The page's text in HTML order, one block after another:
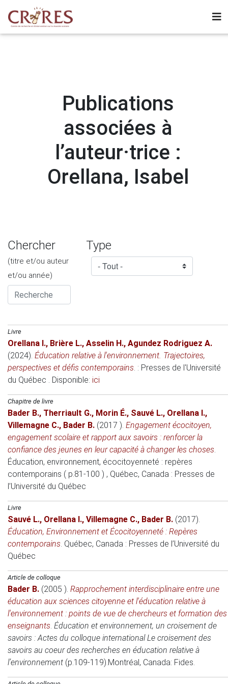
Publications
associées à
l’auteur·trice :
Orellana, Isabel
Chercher
(titre et/ou auteur
et/ou année)
Type
Livre
Orellana I., Brière L., Asselin H., Agundez Rodriguez A.
(2024). Éducation relative à l'environnement. Trajectoires,
perspectives et défis contemporains. : Presses de l'Université
du Québec . Disponible: ici
Chapitre de livre
Bader B., Therriault G., Morin É., Sauvé L., Orellana I.,
Villemagne C., Bader B. (2017 ). Engagement écocitoyen,
engagement scolaire et rapport aux savoirs : renforcer la
confiance des jeunes en leur capacité à changer les choses.
Éducation, environnement, écocitoyenneté : repères
contemporains ( p.81-100 ) , Québec, Canada : Presses de
l’Université du Québec
Livre
Sauvé L., Orellana I., Villemagne C., Bader B. (2017).
Éducation, Environnement et Écocitoyenneté : Repères
contemporains. Québec, Canada : Presses de l’Université du
Québec
Article de colloque
Bader B. (2005 ). Rapprochement interdisciplinaire entre une
éducation aux sciences citoyenne et l'éducation relative à
l'environnement : points de vue de chercheurs et formation des
enseignants. Éducation et environnement, un croisement de
savoirs : Actes du colloque international Le croisement des
savoirs au coeur des recherches en éducation relative à
l’environnement (p.109-119).Montréal, Canada: Fides.